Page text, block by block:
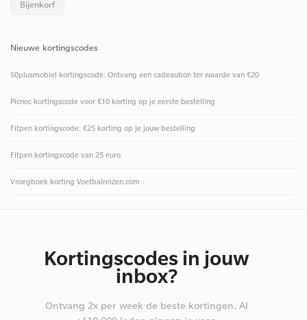
Bijenkorf
Nieuwe kortingscodes
50plusmobiel kortingscode: Ontvang een cadeaubon ter waarde van €20
Picnoc kortingscode voor €10 korting op je eerste bestelling
Fitpen kortingscode: €25 korting op je jouw bestelling
Fitpen kortingscode van 25 euro
Vroegboek korting Voetbalreizen.com
Kortingscodes in jouw
inbox?
Ontvang 2x per week de beste kortingen. Al